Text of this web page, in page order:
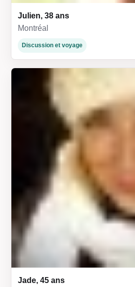
Julien, 38 ans
Montréal
Discussion et voyage
Jade, 45 ans